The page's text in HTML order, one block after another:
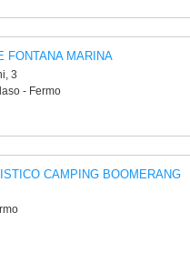
FONTANA MARINA
3
- Fermo
CAMPING BOOMERANG